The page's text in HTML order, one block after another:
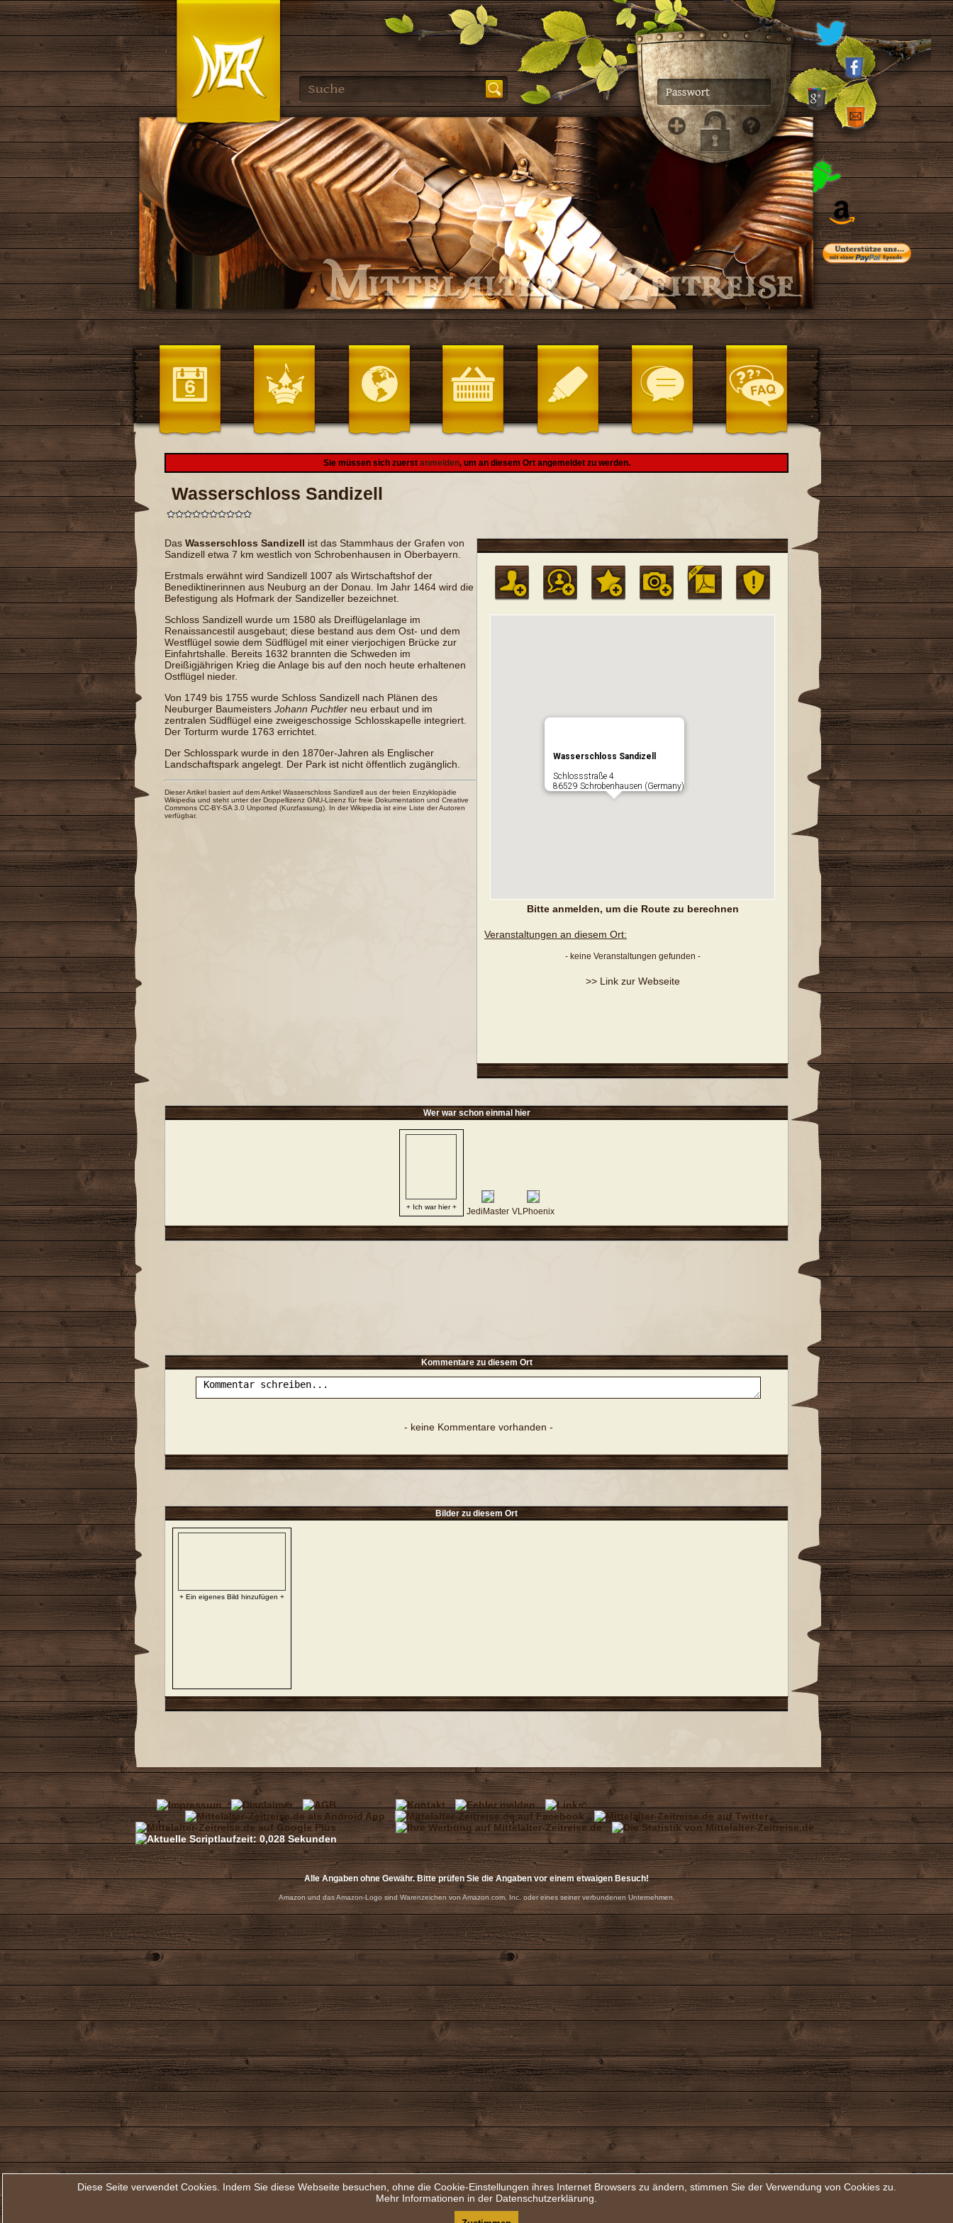
Sie müssen sich zuerst anmelden, um an diesem Ort angemeldet zu werden.
Wasserschloss Sandizell
Wasserschloss Sandizell
Schlossstraße 4
86529 Schrobenhausen (Germany)
Bitte anmelden, um die Route zu berechnen
Veranstaltungen an diesem Ort:
- keine Veranstaltungen gefunden -
>> Link zur Webseite
Das Wasserschloss Sandizell ist das Stammhaus der Grafen von
Sandizell etwa 7 km westlich von Schrobenhausen in Oberbayern
Erstmals erwähnt wird Sandizell 1007 als Wirtschaftshof der
Benediktinerinnen aus Neuburg an der Donau . Im Jahr 1464 wird die
Befestigung als Hofmark der Sandizeller bezeichnet.
Schloss Sandizell wurde um 1580 als Dreiflügelanlage im
Renaissancestil ausgebaut; diese bestand aus dem Ost- und dem
Westflügel sowie dem Südflügel mit einer vierjochigen Brücke zur
Einfahrtshalle. Bereits 1632 brannten die Schweden im
Dreißigjährigen Krieg die Anlage bis auf den noch heute erhaltenen
Ostflügel nieder.
Von 1749 bis 1755 wurde Schloss Sandizell nach Plänen des
Neuburger Baumeisters Johann Puchtler neu erbaut und im
zentralen Südflügel eine zweigeschossige Schlosskapelle integriert.
Der Torturm wurde 1763 errichtet.
Der Schlosspark wurde in den 1870er-Jahren als Englischer
Landschaftspark angelegt. Der Park ist nicht öffentlich zugänglich.
Dieser Artikel basiert auf dem Artikel Wasserschloss Sandizell aus der freien Enzyklopädie
Wikipedia und steht unter der Doppellizenz GNU-Lizenz für freie Dokumentation und Creative
Commons CC-BY-SA 3.0 Unported (Kurzfassung). In der Wikipedia ist eine Liste der Autoren
verfügbar.
Wer war schon einmal hier
+ Ich war hier + JediMaster VLPhoenix
Kommentare zu diesem Ort
- keine Kommentare vorhanden -
Bilder zu diesem Ort
+ Ein eigenes Bild hinzufügen +
Alle Angaben ohne Gewähr. Bitte prüfen Sie die Angaben vor einem etwaigen Besuch!
Amazon und das Amazon-Logo sind Warenzeichen von Amazon.com, Inc. oder eines seiner verbundenen Unternehmen.
Diese Seite verwendet Cookies. Indem Sie diese Webseite besuchen, ohne die Cookie-Einstellungen ihres Internet Browsers zu ändern, stimmen Sie der Verwendung von Cookies zu.
Mehr Informationen in der Datenschutzerklärung.